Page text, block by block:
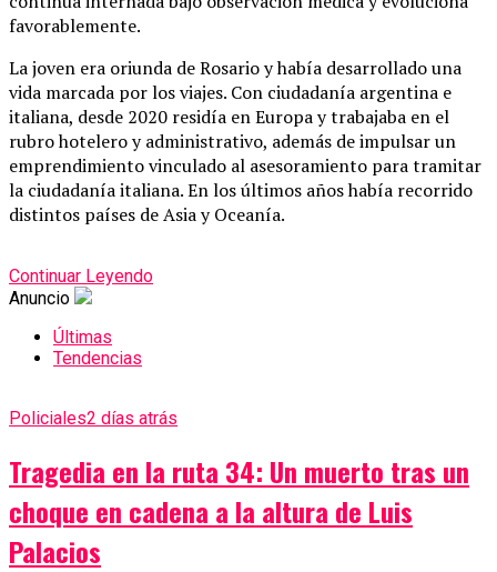
favorablemente.
La joven era oriunda de Rosario y había desarrollado una
vida marcada por los viajes. Con ciudadanía argentina e
italiana, desde 2020 residía en Europa y trabajaba en el
rubro hotelero y administrativo, además de impulsar un
emprendimiento vinculado al asesoramiento para tramitar
la ciudadanía italiana. En los últimos años había recorrido
distintos países de Asia y Oceanía.
Continuar Leyendo
Anuncio
Últimas
Tendencias
Policiales2 días atrás
Tragedia en la ruta 34: Un muerto tras un
choque en cadena a la altura de Luis
Palacios